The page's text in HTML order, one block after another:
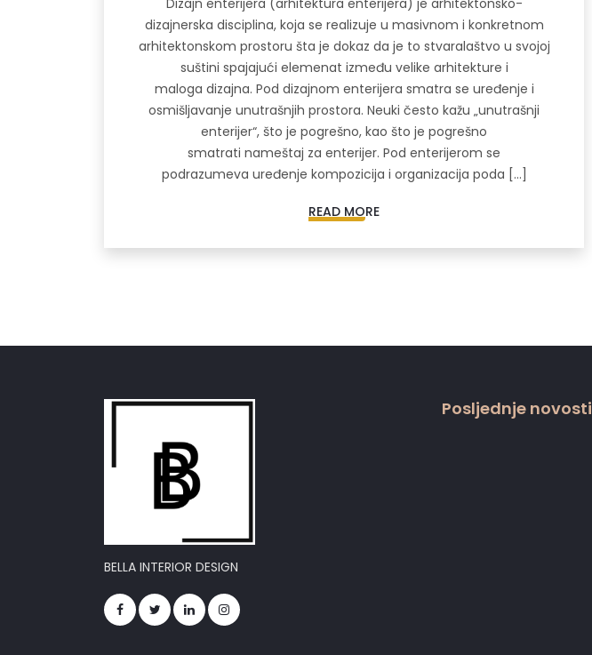
Dizajn enterijera (arhitektura enterijera) je arhitektonsko-
dizajnerska disciplina, koja se realizuje u masivnom i konkretnom
arhitektonskom prostoru šta je dokaz da je to stvaralaštvo u svojoj
suštini spajajući elemenat između velike arhitekture i
maloga dizajna. Pod dizajnom enterijera smatra se uređenje i
osmišljavanje unutrašnjih prostora. Neuki često kažu „unutrašnji
enterijer“, što je pogrešno, kao što je pogrešno
smatrati nameštaj za enterijer. Pod enterijerom se
podrazumeva uređenje kompozicija i organizacija poda […]
READ MORE
BELLA INTERIOR DESIGN
Posljednje novosti